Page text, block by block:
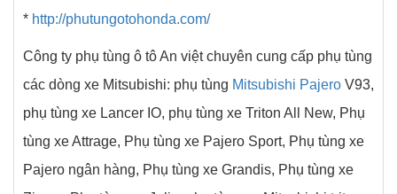
* http://phutungotohonda.com/
Công ty phụ tùng ô tô An việt chuyên cung cấp phụ tùng
các dòng xe Mitsubishi: phụ tùng Mitsubishi Pajero V93,
phụ tùng xe Lancer IO, phụ tùng xe Triton All New, Phụ
tùng xe Attrage, Phụ tùng xe Pajero Sport, Phụ tùng xe
Pajero ngân hàng, Phụ tùng xe Grandis, Phụ tùng xe